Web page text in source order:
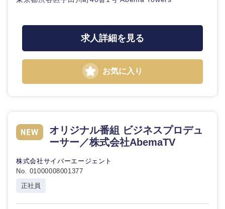
福岡県 佐賀県
長崎県
求人詳細を見る
お気に入り
オリジナル番組 ビジネスプロデュ
ーサー／株式会社AbemaTV
株式会社サイバーエージェント
No. 01000008001377
正社員